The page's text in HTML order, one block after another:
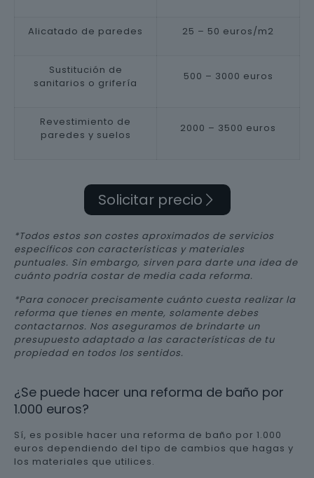
Alicatado de paredes 25 – 50 euros/m2
Sustitución de
sanitarios o grifería
500 – 3000 euros
Revestimiento de
paredes y suelos
2000 – 3500 euros
Solicitar precio
*Todos estos son costes aproximados de servicios
específicos con características y materiales
puntuales. Sin embargo, sirven para darte una idea de
cuánto podría costar de media cada reforma.
*Para conocer precisamente cuánto cuesta realizar la
reforma que tienes en mente, solamente debes
contactarnos. Nos aseguramos de brindarte un
presupuesto adaptado a las características de tu
propiedad en todos los sentidos.
¿Se puede hacer una reforma de baño por
1.000 euros?
Sí, es posible hacer una reforma de baño por 1.000
euros dependiendo del tipo de cambios que hagas y
los materiales que utilices.